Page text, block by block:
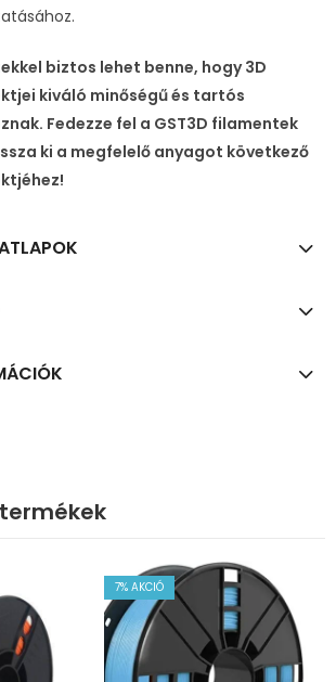
biztos lehet benne, hogy 3D
kiváló minőségű és tartós
Fedezze fel a GST3D filamentek
ki a megfelelő anyagot következő
7% AKCIÓ